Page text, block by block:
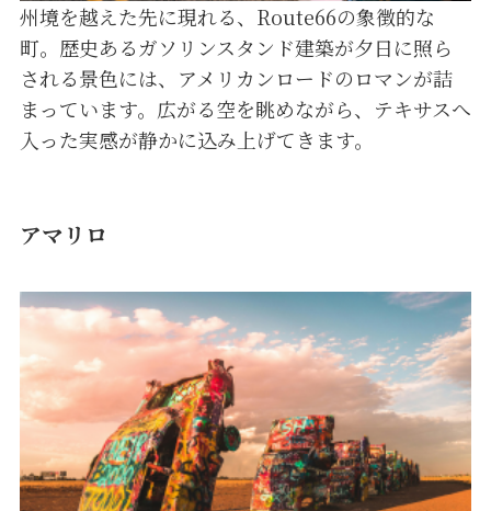
州境を越えた先に現れる、Route66の象徴的な
町。歴史あるガソリンスタンド建築が夕日に照ら
される景色には、アメリカンロードのロマンが詰
まっています。広がる空を眺めながら、テキサスへ
入った実感が静かに込み上げてきます。
アマリロ